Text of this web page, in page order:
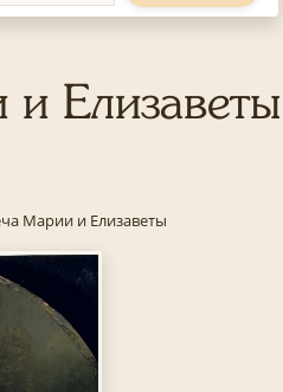
Елизаветы
Марии и Елизаветы